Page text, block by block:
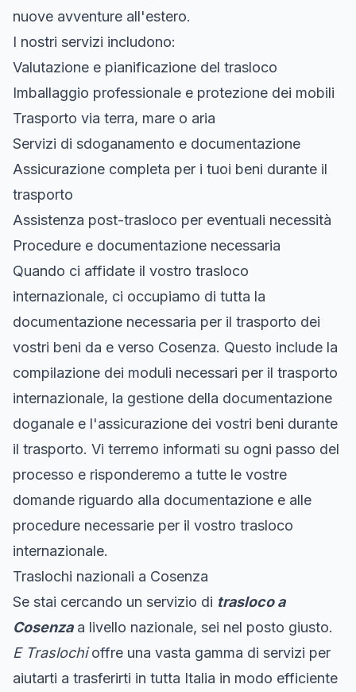
nuove avventure all'estero.
I nostri servizi includono:
Valutazione e pianificazione del trasloco
Imballaggio professionale e protezione dei mobili
Trasporto via terra, mare o aria
Servizi di sdoganamento e documentazione
Assicurazione completa per i tuoi beni durante il
trasporto
Assistenza post-trasloco per eventuali necessità
Procedure e documentazione necessaria
Quando ci affidate il vostro trasloco
internazionale, ci occupiamo di tutta la
documentazione necessaria per il trasporto dei
vostri beni da e verso Cosenza. Questo include la
compilazione dei moduli necessari per il trasporto
internazionale, la gestione della documentazione
doganale e l'assicurazione dei vostri beni durante
il trasporto. Vi terremo informati su ogni passo del
processo e risponderemo a tutte le vostre
domande riguardo alla documentazione e alle
procedure necessarie per il vostro trasloco
internazionale.
Traslochi nazionali a Cosenza
Se stai cercando un servizio di trasloco a
Cosenzaa livello nazionale, sei nel posto giusto.
E Traslochioffre una vasta gamma di servizi per
aiutarti a trasferirti in tutta Italia in modo efficiente